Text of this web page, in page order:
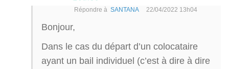
Répondre à SANTANA 22/04/2022 13h04
Bonjour,
Dans le cas du départ d’un colocataire
ayant un bail individuel (c’est à dire à dire